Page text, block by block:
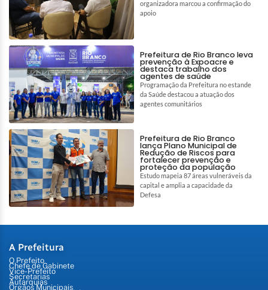
organizadora marcou a confirmação do
apoio
Prefeitura de Rio Branco leva
prevenção à Expoacre e
destaca trabalho dos
agentes de saúde
Programação da Prefeitura no estande
da Saúde destacou a atuação dos
agentes comunitários
Prefeitura de Rio Branco
lança Plano Municipal de
Redução de Riscos para
fortalecer prevenção e
proteção da população
Estudo mapeia 87 áreas vulneráveis da
capital e amplia a capacidade da
Defesa
A Prefeitura
O Prefeito
Chefe de Gabinete
Vice-Prefeito
Secretarias
Autarquias
Órgãos Municipais